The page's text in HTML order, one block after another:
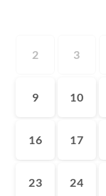
2 3
9 10
16 17
23 24